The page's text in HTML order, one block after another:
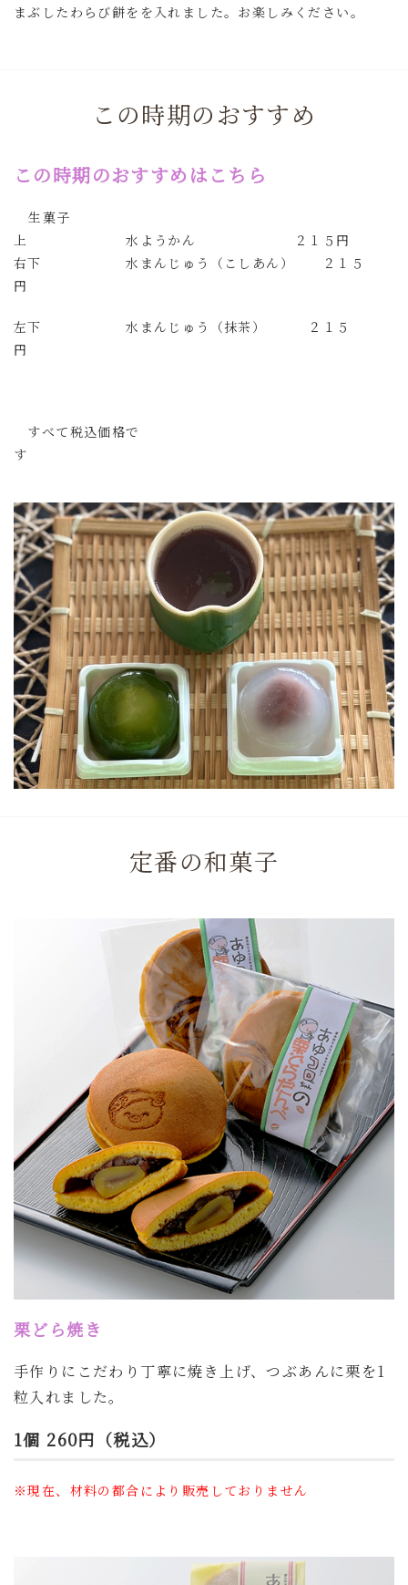
まぶしたわらび餅をを入れました。お楽しみください。
この時期のおすすめ
この時期のおすすめはこちら
生菓子
上 水ようかん ２１５円
右下 水まんじゅう（こしあん） ２１５
円
左下 水まんじゅう（抹茶） ２１５
すべて税込価格で
定番の和菓子
栗どら焼き
手作りにこだわり丁寧に焼き上げ、つぶあんに栗を1
粒入れました。
1個 260円（税込）
※現在、材料の都合により販売しておりません